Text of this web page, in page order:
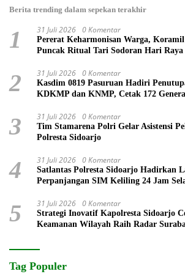
Berita trending dalam sepekan terakhir
1 31 Juli 2026 0 Komentar
Pererat Keharmonisan Warga,
Puncak Ritual Tari Sodoran Hari Raya
2 31 Juli 2026 0 Komentar
Kasdim 0819 Pasuruan Hadiri
KDKMP dan KNMP, Cetak 172
3 31 Juli 2026 0 Komentar
Tim Stamarena Polri Gelar Asistensi
Polresta Sidoarjo
4 31 Juli 2026 0 Komentar
Satlantas Polresta Sidoarjo Hadirkan
Perpanjangan SIM Keliling 24 Jam
5 31 Juli 2026 0 Komentar
Strategi Inovatif Kapolresta Sidoarjo
Keamanan Wilayah Raih Radar
Tag Populer